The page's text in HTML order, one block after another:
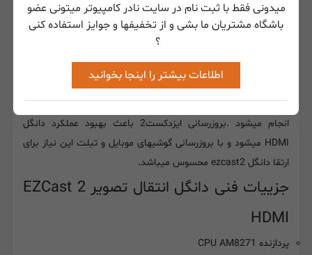
میدونی فقط با ثبت نام در سایت نادر کامپیوتر میتونی عضو
باشگاه مشتریان ما بشی و از تخفیفها و جوایز استفاده کنی
؟
اطلاعات بیشتر را اینجا بخوانید
دانگل ایزدکپ 2 از قابلیت بروزرسانی خودکار برخوردار است و در
جدید برایezcast 2 توسط قابلیت
برای دانگل ezcast2 طراحی شده با اتصال به اینترنت بروزرسانی
انجام میشود .بروزرسانی ایزدکست2 باعث بهبود عملکرد دانگل
HDMI میشود و با بروزرسانی گوشیهای موبایل و تبلت این نیاز برای
ارتقا دانگل ezcast2 محسوس میباشد.
جزییات فنی دانگل انتقال تصویر EZCast 2
HDMI
پردازنده CPU AM8271